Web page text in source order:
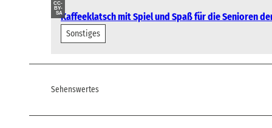
CC-
BY-
SAKaffeeklatsch mit Spiel und Spaß für die Senioren
Sonstiges
Sehenswertes